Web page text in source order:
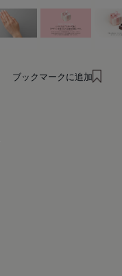
ブックマークに追加